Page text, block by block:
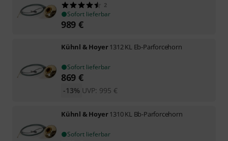
2
Sofort lieferbar
989 €
Kühnl & Hoyer1312 KL Eb-Parforcehorn
Sofort lieferbar
869 €
UVP: 995 €
-13%
Kühnl & Hoyer1310 KL Bb-Parforcehorn
Sofort lieferbar